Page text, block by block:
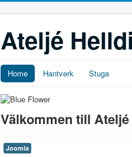
Ateljé
Home Hantverk Stuga
Välkommen till
Joomla